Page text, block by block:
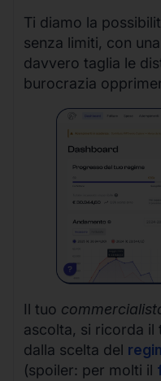
Ti diamo la
senza limiti, con una
davvero taglia le
burocrazia
Il tuo
ascolta, si ricorda il
dalla scelta del
(spoiler: per molti il